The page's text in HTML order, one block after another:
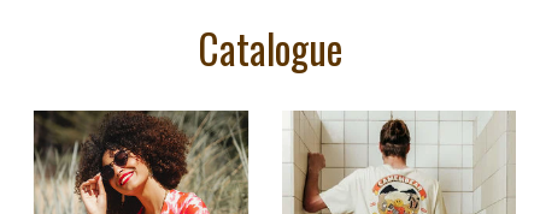
Catalogue